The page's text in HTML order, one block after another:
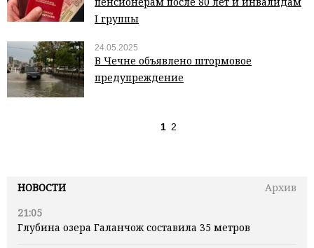
НОВОСТИ
Архив
21:05
Глубина озера Галанчож составила 35 метров
I группы
24.05.2025
В Чечне объявлено штормовое
предупреждение
1 2